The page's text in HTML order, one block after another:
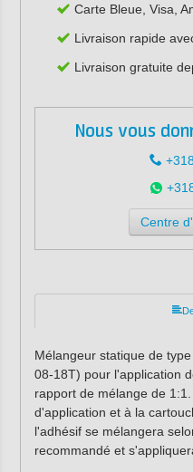
Carte Bleue, Visa,
Livraison rapide
Livraison gratuite
Nous vous
Centre
Mélangeur statique de
08-18T) pour l'application
rapport de mélange de
d'application et à la
l'adhésif se mélangera
recommandé et